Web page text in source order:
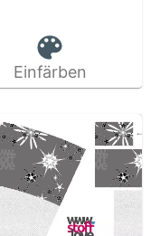
Einfärben